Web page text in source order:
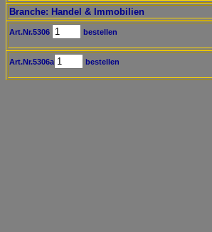
Branche: Handel & Immobilien
Art.Nr.5306 bestellen
Art.Nr.5306a bestellen